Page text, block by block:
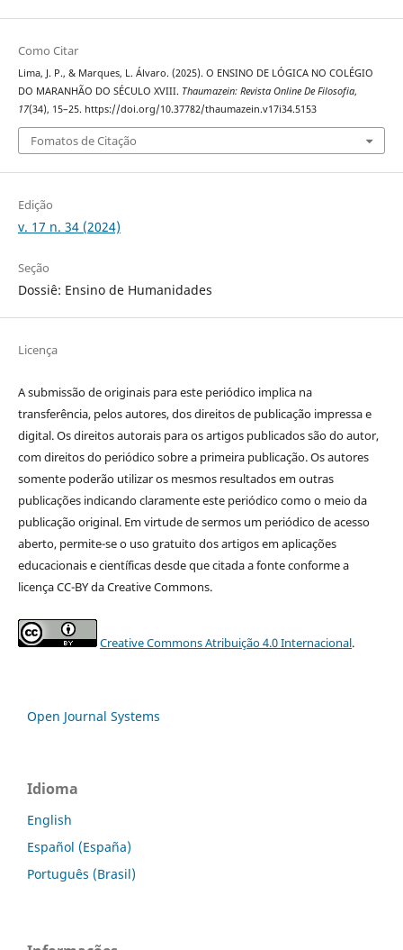
Como Citar
Lima, J. P., & Marques, L. Álvaro. (2025). O ENSINO DE LÓGICA NO COLÉGIO
DO MARANHÃO DO SÉCULO XVIII. Thaumazein: Revista Online De Filosofia,
17(34), 15–25. https://doi.org/10.37782/thaumazein.v17i34.5153
Fomatos de Citação
Edição
v. 17 n. 34 (2024)
Seção
Dossiê: Ensino de Humanidades
Licença
A submissão de originais para este periódico implica na
transferência, pelos autores, dos direitos de publicação impressa e
digital. Os direitos autorais para os artigos publicados são do autor,
com direitos do periódico sobre a primeira publicação. Os autores
somente poderão utilizar os mesmos resultados em outras
publicações indicando claramente este periódico como o meio da
publicação original. Em virtude de sermos um periódico de acesso
aberto, permite-se o uso gratuito dos artigos em aplicações
educacionais e científicas desde que citada a fonte conforme a
licença CC-BY da Creative Commons.
Creative Commons Atribuição 4.0 Internacional.
Open Journal Systems
Idioma
English
Español (España)
Português (Brasil)